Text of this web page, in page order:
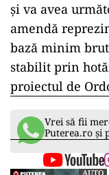
și va avea
amendă
bază minim
stabilit prin
proiectul de
Vrei să fii
Puterea.ro și
AUTO